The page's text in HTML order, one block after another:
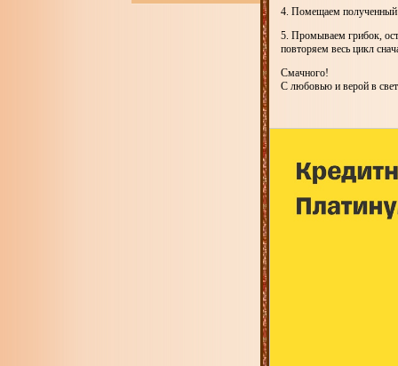
4. Помещаем полученный
5. Промываем грибок,
повторяем весь цикл
Смачного!
С любовью и верой в